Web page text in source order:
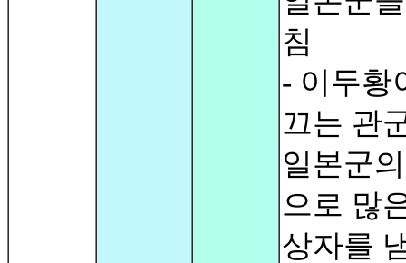
침
- 이두황
끄는 관
일본군
으로 많
상자를